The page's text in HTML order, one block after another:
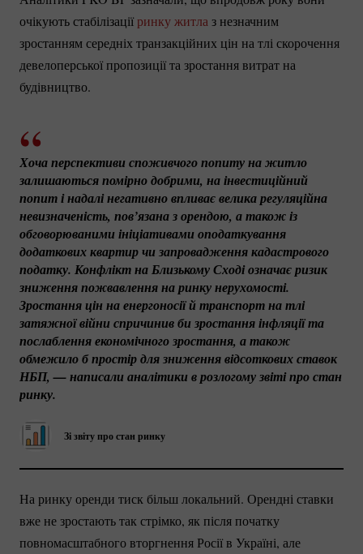
очікують стабілізації ринку житлаз незначним
зростанням середніх транзакційних цін на тлі скорочення
девелоперської пропозиції та зростання витрат на
будівництво.
Зі звіту про стан ринку
Хоча перспективи споживчого попиту на житло
залишаються помірно добрими, на інвестиційний
попит і надалі негативно впливає велика регуляційна
невизначеність, пов’язана з орендою, а також із
обговорюваними ініціативами оподаткування
додаткових квартир чи запровадження кадастрового
податку. Конфлікт на Близькому Сході означає ризик
зниження пожвавлення на ринку нерухомості.
Зростання цін на енергоносії й транспорт на тлі
затяжної війни спричинив би зростання інфляції та
послаблення економічного зростання, а також
обмежило б простір для зниження відсоткових ставок
НБП, — написали аналітики в розлогому звіті про стан
ринку.
На ринку оренди тиск більш локальний. Орендні ставки
вже не зростають так стрімко, як після початку
повномасштабного вторгнення Росії в Україні, але